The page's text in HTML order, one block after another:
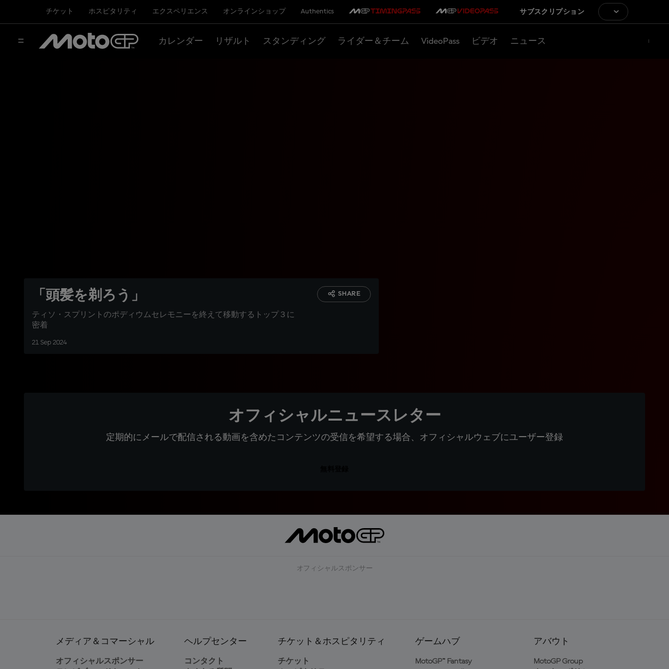
チケット ホスピタリティ エクスペリエンス オンラインショップ Authentics サブスクリプション
カレンダー リザルト スタンディング ライダー＆チーム VideoPass ビデオ ニュース
「頭髪を剃ろう」
ティソ・スプリントのポディウムセレモニーを終えて移動するトップ３に
密着
21 Sep 2024
SHARE
オフィシャルニュースレター
定期的にメールで配信される動画を含めたコンテンツの受信を希望する場合、オフィシャルウェブにユーザー登録
オフィシャルスポンサー
メディア＆コマーシャル
オフィシャルスポンサー
ヘルプセンター
コンタクト
チケット＆ホスピタリティ
チケット
ゲームハブ
MotoGP™ Fantasy
アバウト
MotoGP Group